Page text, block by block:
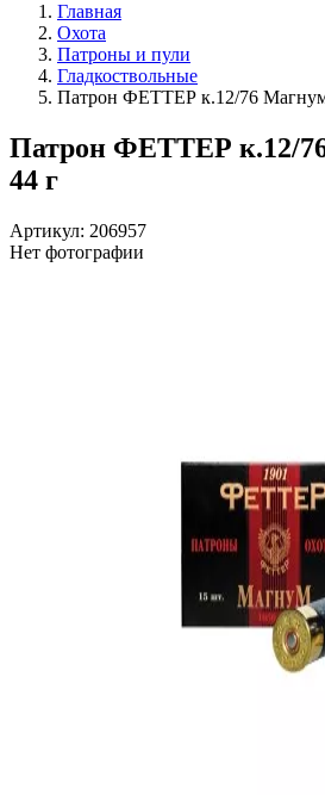
Главная
Охота
Патроны и пули
Гладкоствольные
Патрон ФЕТТЕР к.12/76 Магнум
Патрон ФЕТТЕР к.12/
44 г
Артикул: 206957
Нет фотографии